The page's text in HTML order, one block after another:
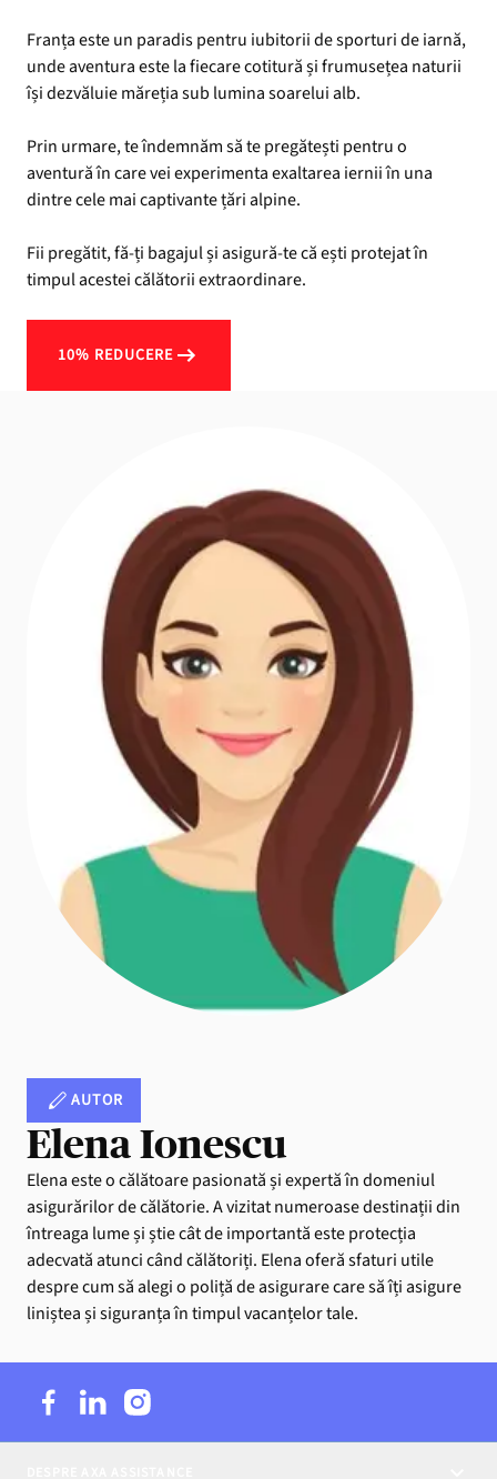
Franța este un paradis pentru iubitorii de sporturi de iarnă,
unde aventura este la fiecare cotitură și frumusețea naturii
își dezvăluie măreția sub lumina soarelui alb.
Prin urmare, te îndemnăm să te pregătești pentru o
aventură în care vei experimenta exaltarea iernii în una
dintre cele mai captivante țări alpine.
Fii pregătit, fă-ți bagajul și asigură-te că ești protejat în
timpul acestei călătorii extraordinare.
10% REDUCERE
AUTOR
Elena Ionescu
Elena este o călătoare pasionată și expertă în domeniul
asigurărilor de călătorie. A vizitat numeroase destinații din
întreaga lume și știe cât de importantă este protecția
adecvată atunci când călătoriți. Elena oferă sfaturi utile
despre cum să alegi o poliță de asigurare care să îți asigure
liniștea și siguranța în timpul vacanțelor tale.